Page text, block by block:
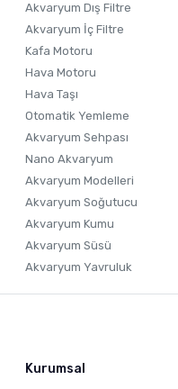
Akvaryum Dış Filtre
Akvaryum İç Filtre
Kafa Motoru
Hava Motoru
Hava Taşı
Otomatik Yemleme
Akvaryum Sehpası
Nano Akvaryum
Akvaryum Modelleri
Akvaryum Soğutucu
Akvaryum Kumu
Akvaryum Süsü
Akvaryum Yavruluk
Kurumsal